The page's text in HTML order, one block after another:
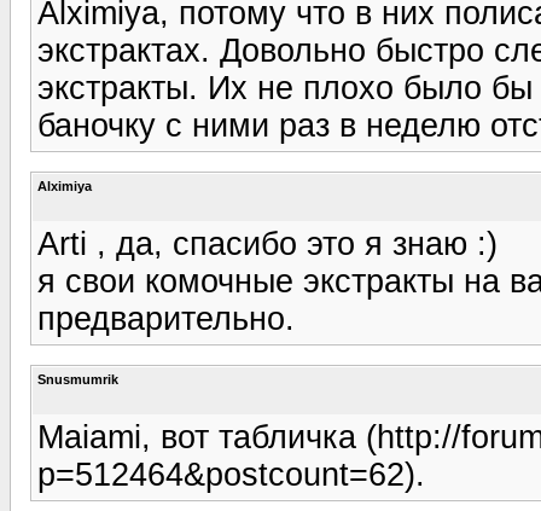
Alximiya, потому что в них
экстрактах. Довольно быстро
экстракты. Их не плохо было бы
баночку с ними раз в неделю
Alximiya
Arti , да, спасибо это я знаю :)
я свои комочные экстракты на
предварительно.
Snusmumrik
Maiami, вот табличка (http://
p=512464&postcount=62).